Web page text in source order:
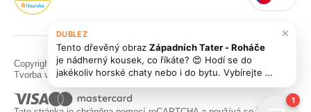
Copyright © DUBLEZ 2026 | Všechna práva vyhrazena
Tvorba výkonných internetových obchodů od RIESENIA
1
DUBLEZ
Tento dřevěný obraz Západních Tater - Roháče
je nádherný kousek, co říkáte? 😍 Hodí se do
jakékoliv horské chaty nebo i do bytu. Vybírejte i
×